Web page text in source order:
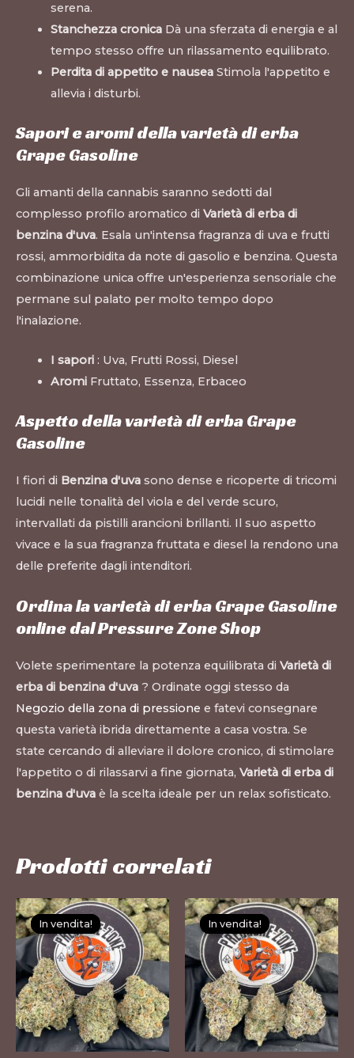
serena.
Stanchezza cronicaDà una sferzata di energia e al
tempo stesso offre un rilassamento equilibrato.
Perdita di appetito e nauseaStimola l'appetito e
allevia i disturbi.
Sapori e aromi della varietà di erba
Grape Gasoline
Gli amanti della cannabis saranno sedotti dal
complesso profilo aromatico di Varietà di erba di
benzina d'uva. Esala un'intensa fragranza di uva e frutti
rossi, ammorbidita da note di gasolio e benzina. Questa
combinazione unica offre un'esperienza sensoriale che
permane sul palato per molto tempo dopo
l'inalazione.
I sapori: Uva, Frutti Rossi, Diesel
AromiFruttato, Essenza, Erbaceo
Aspetto della varietà di erba Grape
Gasoline
I fiori di Benzina d'uva sono dense e ricoperte di tricomi
lucidi nelle tonalità del viola e del verde scuro,
intervallati da pistilli arancioni brillanti. Il suo aspetto
vivace e la sua fragranza fruttata e diesel la rendono una
delle preferite dagli intenditori.
Ordina la varietà di erba Grape Gasoline
online dal Pressure Zone Shop
Volete sperimentare la potenza equilibrata di Varietà di
erba di benzina d'uva ? Ordinate oggi stesso da
Negozio della zona di pressione e fatevi consegnare
questa varietà ibrida direttamente a casa vostra. Se
state cercando di alleviare il dolore cronico, di stimolare
l'appetito o di rilassarvi a fine giornata, Varietà di erba di
benzina d'uva è la scelta ideale per un relax sofisticato.
Prodotti correlati
In vendita!
In vendita!
Questo
prodotto
ha
più
varianti.
Le
opzioni
In vendita!
In vendita!
Questo
prodotto
ha
più
varianti.
Le
opzioni